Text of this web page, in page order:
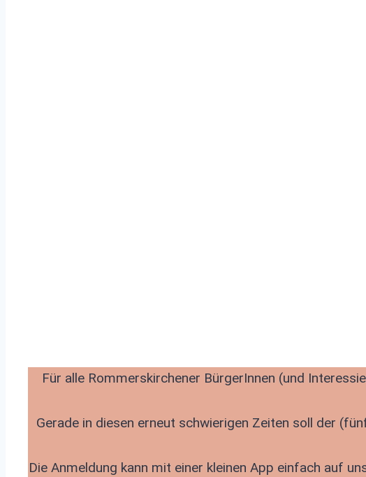
Für alle Rommerskirchener BürgerInnen (und
Gerade in diesen erneut schwierigen Zeiten soll der
Die Anmeldung kann mit einer kleinen App einfach auf